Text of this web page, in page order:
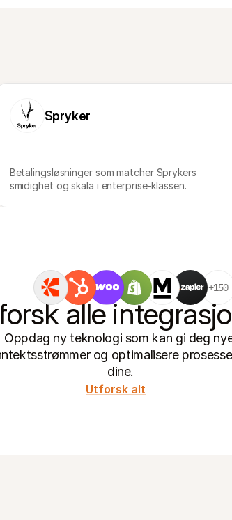
Spryker
Betalingsløsninger som matcher Sprykers
smidighet og skala i enterprise-klassen.
+150
alle
Oppdag ny teknologi som kan gi deg
og optimalisere
dine.
Utforsk alt